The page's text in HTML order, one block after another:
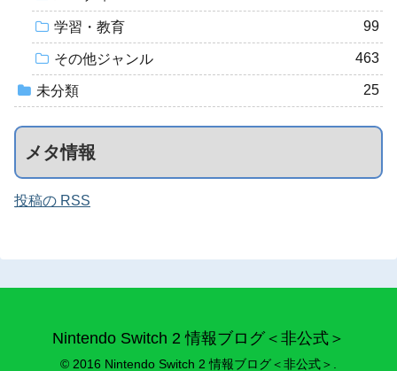
学習・教育 99
その他ジャンル 463
未分類 25
メタ情報
投稿の RSS
Nintendo Switch 2 情報ブログ＜非公式＞
© 2016 Nintendo Switch 2 情報ブログ＜非公式＞.